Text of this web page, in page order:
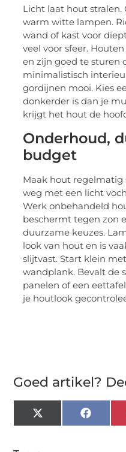
Licht laat hout
warm witte lampen.
wand of kast voor
veel voor sfeer.
en zijn goed te sturen
minimalistisch
gordijnen mooi. Kies
donkerder is dan je
krijgt het hout de
Onderhoud,
budget
Maak hout regelmatig
weg met een licht
Werk onbehandeld
beschermt tegen zon
duurzame keuzes.
look van hout en is
slijtvast. Start klein
wandplank. Bevalt de
panelen of een
je houtlook
Goed artikel?
X
(Twitter)